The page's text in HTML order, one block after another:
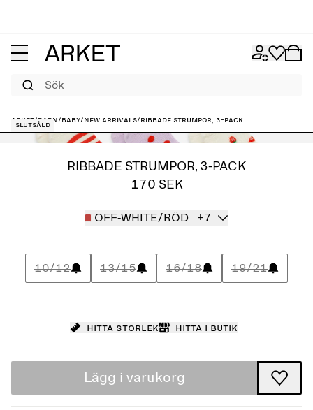
ARKET/Barn/Baby/New arrivals/Ribbade strumpor, 3-pack
Slutsåld
RIBBADE STRUMPOR, 3-PACK
170 SEK
OFF-WHITE/RÖD +7
10/12 13/15 16/18 19/21
Hitta storlek Hitta i butik
Lägg i varukorg